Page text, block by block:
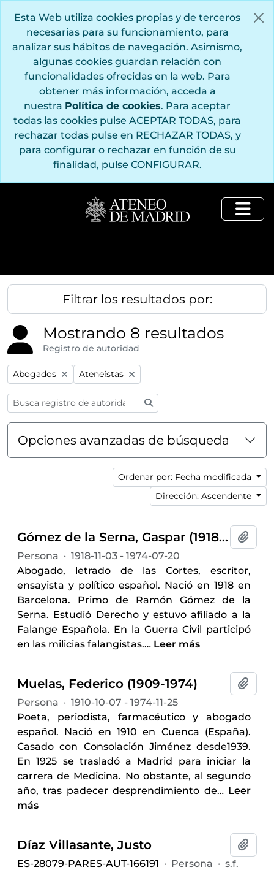
Esta Web utiliza cookies propias y de terceros
necesarias para su funcionamiento, para
analizar sus hábitos de navegación. Asimismo,
algunas cookies guardan relación con
funcionalidades ofrecidas en la web. Para
obtener más información, acceda a
nuestra Política de cookies. Para aceptar
todas las cookies pulse ACEPTAR TODAS, para
rechazar todas pulse en RECHAZAR TODAS, y
para configurar o rechazar en función de su
finalidad, pulse CONFIGURAR.
Filtrar los resultados por:
Mostrando 8 resultados
Registro de autoridad
Remove filter:
Abogados Remove filter:
Ateneístas
Opciones avanzadas de búsqueda
Ordenar por: Fecha modificada
Dirección: Ascendente
Gómez de la Serna, Gaspar (1918-1974)
Persona · 1918-11-03 - 1974-07-20
Abogado, letrado de las Cortes, escritor,
ensayista y político español. Nació en 1918 en
Barcelona. Primo de Ramón Gómez de la
Serna. Estudió Derecho y estuvo afiliado a la
Falange Española. En la Guerra Civil participó
en las milicias falangistas.… Leer más
Muelas, Federico (1909-1974)
Persona · 1910-10-07 - 1974-11-25
Poeta, periodista, farmacéutico y abogado
español. Nació en 1910 en Cuenca (España).
Casado con Consolación Jiménez desde1939.
En 1925 se trasladó a Madrid para iniciar la
carrera de Medicina. No obstante, al segundo
año, tras padecer desprendimiento de… Leer
más
Díaz Villasante, Justo
ES-28079-PARES-AUT-166191 · Persona · s.f.